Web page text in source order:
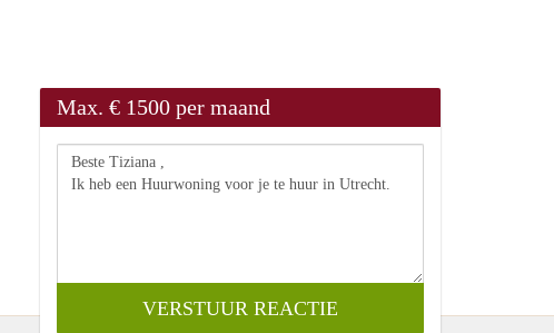
Max. € 1500 per maand